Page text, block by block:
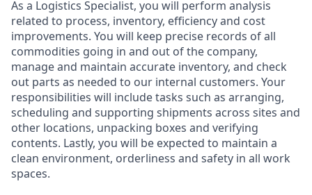
As a Logistics Specialist, you will perform analysis
related to process, inventory, efficiency and cost
improvements. You will keep precise records of all
commodities going in and out of the company,
manage and maintain accurate inventory, and check
out parts as needed to our internal customers. Your
responsibilities will include tasks such as arranging,
scheduling and supporting shipments across sites and
other locations, unpacking boxes and verifying
contents. Lastly, you will be expected to maintain a
clean environment, orderliness and safety in all work
spaces.